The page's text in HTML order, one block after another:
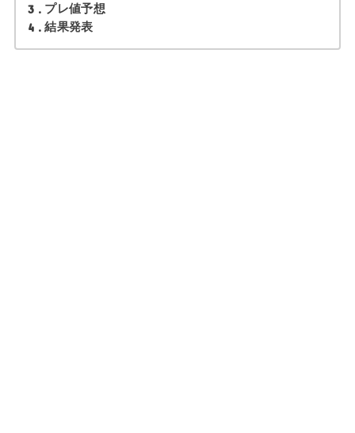
3 プレ値予想
4 結果発表